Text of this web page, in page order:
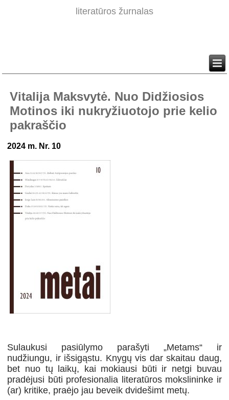
literatūros žurnalas
Vitalija Maksvytė. Nuo Didžiosios
Motinos iki nukryžiuotojo prie kelio
pakraščio
2024 m. Nr. 10
Sulaukusi pasiūlymo parašyti „Metams“ ir
nudžiungu, ir išsigąstu. Knygų vis dar skaitau daug,
bet nuo tų laikų, kai mokiausi būti ir netgi buvau
pradėjusi būti profesionalia literatūros mokslininke ir
(ar) kritike, praėjo jau beveik dvidešimt metų.